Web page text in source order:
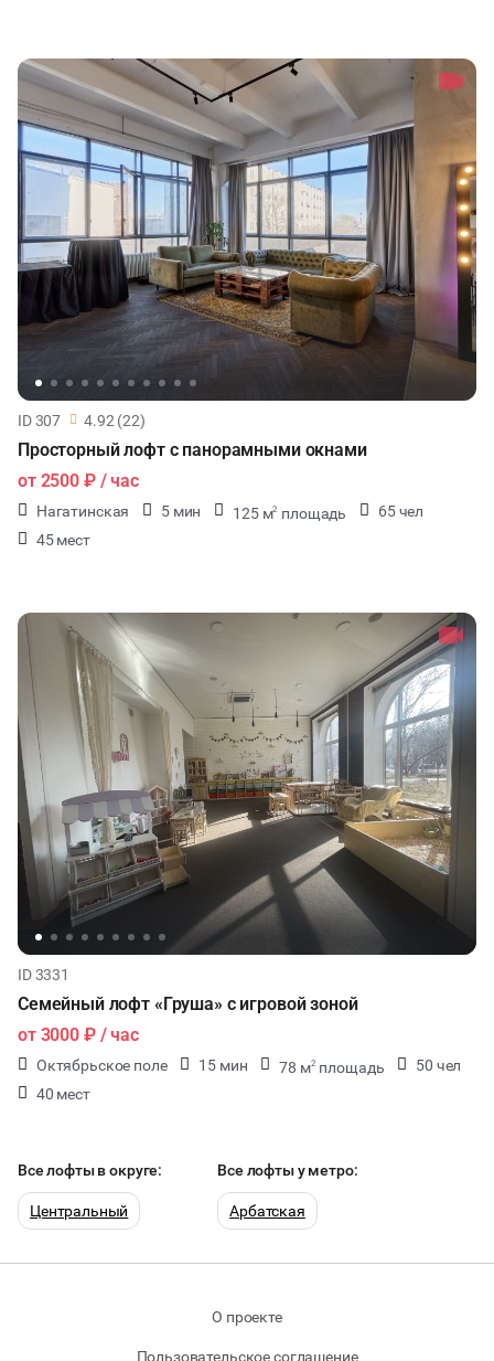
ID 307 4.92 (22)
Просторный лофт с панорамными окнами
от 2500 ₽/ час
Нагатинская 5 мин 125 м2 площадь
65 чел
45 мест
ID 3331
Семейный лофт «Груша» с игровой зоной
от 3000 ₽/ час
Октябрьское поле 15 мин 78 м2 площадь
50 чел
40 мест
Все лофты в округе:
Центральный
Все лофты у метро:
Арбатская
О проекте
Пользовательское соглашение